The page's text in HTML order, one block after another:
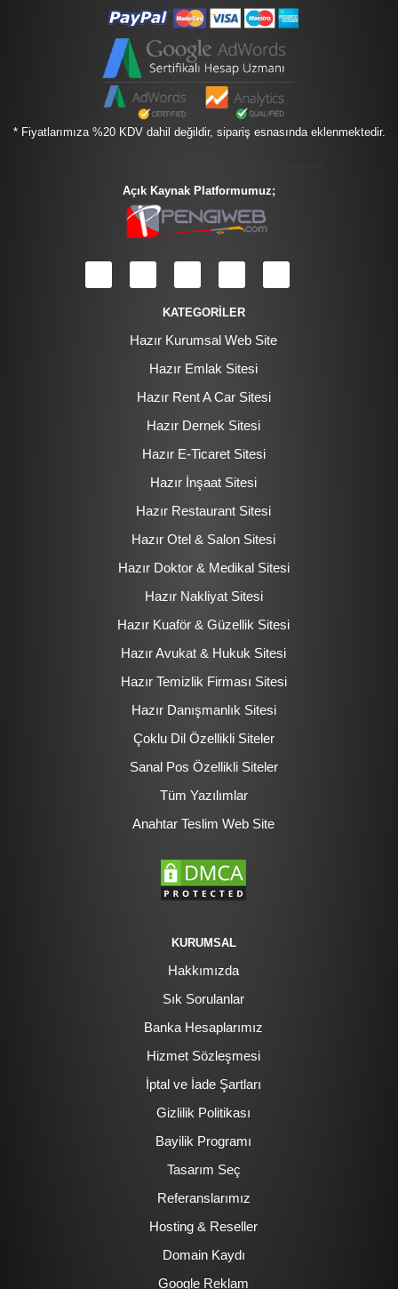
* Fiyatlarımıza %20 KDV dahil değildir, sipariş esnasında eklenmektedir.
Açık Kaynak Platformumuz;
KATEGORİLER
Hazır Kurumsal Web Site
Hazır Emlak Sitesi
Hazır Rent A Car Sitesi
Hazır Dernek Sitesi
Hazır E-Ticaret Sitesi
Hazır İnşaat Sitesi
Hazır Restaurant Sitesi
Hazır Otel & Salon Sitesi
Hazır Doktor & Medikal Sitesi
Hazır Nakliyat Sitesi
Hazır Kuaför & Güzellik Sitesi
Hazır Avukat & Hukuk Sitesi
Hazır Temizlik Firması Sitesi
Hazır Danışmanlık Sitesi
Çoklu Dil Özellikli Siteler
Sanal Pos Özellikli Siteler
Tüm Yazılımlar
Anahtar Teslim Web Site
KURUMSAL
Hakkımızda
Sık Sorulanlar
Banka Hesaplarımız
Hizmet Sözleşmesi
İptal ve İade Şartları
Gizlilik Politikası
Bayilik Programı
Tasarım Seç
Referanslarımız
Hosting & Reseller
Domain Kaydı
Google Reklam